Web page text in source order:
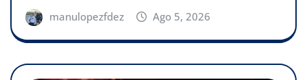
manulopezfdez Ago 5, 2026